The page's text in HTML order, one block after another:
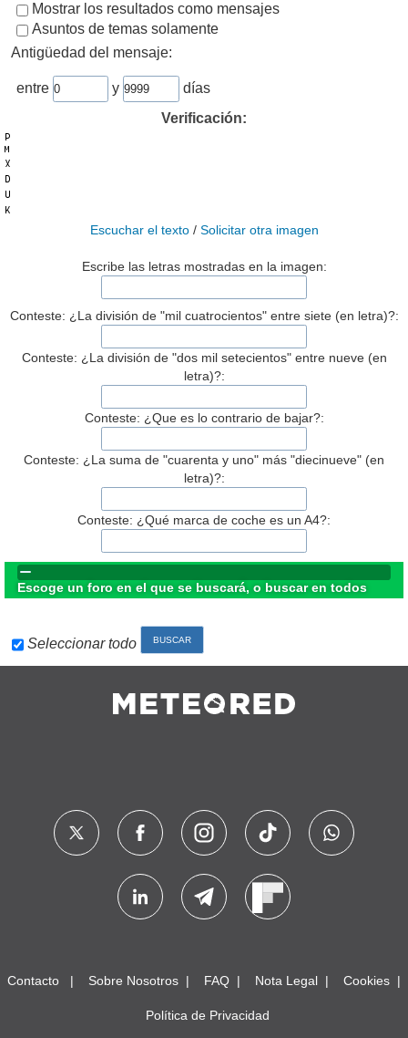
Mostrar los resultados como mensajes
Asuntos de temas solamente
Antigüedad del mensaje:
entre y
días
Verificación:
Escuchar el texto/ Solicitar otra imagen
Escribe las letras mostradas en la imagen:
Conteste: ¿La división de "mil cuatrocientos" entre siete (en letra)?:
Conteste: ¿La división de "dos mil setecientos" entre nueve (en
letra)?:
Conteste: ¿Que es lo contrario de bajar?:
Conteste: ¿La suma de "cuarenta y uno" más "diecinueve" (en
letra)?:
Conteste: ¿Qué marca de coche es un A4?:
Escoge un foro en el que se buscará, o buscar en todos
Seleccionar todo
Contacto Sobre Nosotros FAQ Nota Legal Cookies
Política de Privacidad